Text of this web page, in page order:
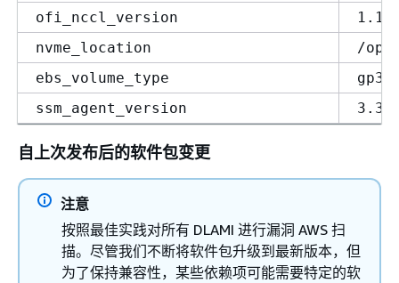
ofi_nccl_version
nvme_location
/opt/
ebs_volume_type
gp3
ssm_agent_version
自上次发布后的软件包变更
注意
按照最佳实践对所有 DLAMI 进行漏洞 AWS 扫
描。尽管我们不断将软件包升级到最新版本，但
为了保持兼容性，某些依赖项可能需要特定的软